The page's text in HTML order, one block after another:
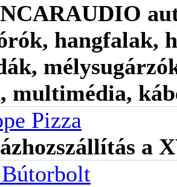
hangfalak,
multimédia,
a